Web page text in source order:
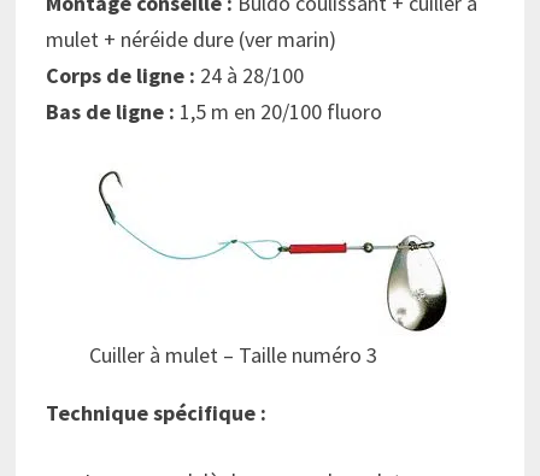
mulet + néréide dure (ver marin)
Corps de ligne : 24 à 28/100
Bas de ligne : 1,5 m en 20/100 fluoro
Cuiller à mulet – Taille numéro 3
Technique spécifique :